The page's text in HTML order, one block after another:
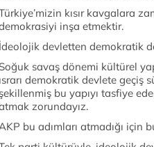
kısır kavgalara
inşa etmektir.
İdeolojik devletten demokratik
Soğuk savaş dönemi kültürel
ısrarı demokratik devlete geçiş
şekillenmiş bu yapıyı tasfiye
zorundayız.
bu adımları atmadığı